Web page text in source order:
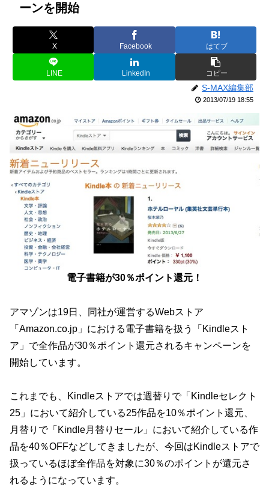
ーンを開始
X Facebook はてブ
LINE LinkedIn コピー
S-MAX編集部
2013/07/19 18:55
電子書籍が30％ポイント還元！
アマゾンは19日、同社が運営するWebストア
「Amazon.co.jp」における電子書籍を扱う「Kindleスト
ア」で全作品が30％ポイント還元されるキャンペーンを
開始しています。
これまでも、Kindleストアでは週替りで「Kindleセレクト
25」において紹介している25作品を10％ポイント還元、
月替りで「Kindle月替りセール」において紹介している作
品を40％OFFなどしてきましたが、今回はKindleストアで
扱っているほぼ全作品を対象に30％のポイントが還元さ
れるようになっています。